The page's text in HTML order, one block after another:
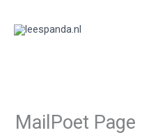
naar
MailPoet Page